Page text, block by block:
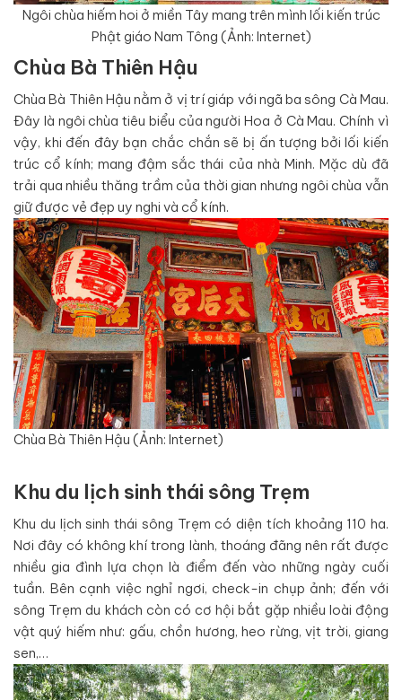
Ngôi chùa hiếm hoi ở miền Tây mang trên mình lối kiến trúc
Phật giáo Nam Tông (Ảnh: Internet)
Chùa Bà Thiên Hậu
Chùa Bà Thiên Hậu nằm ở vị trí giáp với ngã ba sông Cà Mau.
Đây là ngôi chùa tiêu biểu của người Hoa ở Cà Mau. Chính vì
vậy, khi đến đây bạn chắc chắn sẽ bị ấn tượng bởi lối kiến
trúc cổ kính; mang đậm sắc thái của nhà Minh. Mặc dù đã
trải qua nhiều thăng trầm của thời gian nhưng ngôi chùa vẫn
giữ được vẻ đẹp uy nghi và cổ kính.
Chùa Bà Thiên Hậu (Ảnh: Internet)
Khu du lịch sinh thái sông Trẹm
Khu du lịch sinh thái sông Trẹm có diện tích khoảng 110 ha.
Nơi đây có không khí trong lành, thoáng đãng nên rất được
nhiều gia đình lựa chọn là điểm đến vào những ngày cuối
tuần. Bên cạnh việc nghỉ ngơi, check-in chụp ảnh; đến với
sông Trẹm du khách còn có cơ hội bắt gặp nhiều loài động
vật quý hiếm như: gấu, chồn hương, heo rừng, vịt trời, giang
sen,…